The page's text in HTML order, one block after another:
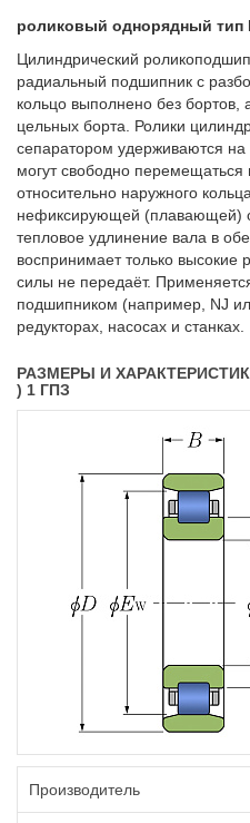
роликовый однорядный тип
Цилиндрический
радиальный подшипник с
кольцо выполнено без бортов,
цельных борта. Ролики
сепаратором удерживаются
могут свободно
относительно наружного
нефиксирующей (плавающей)
тепловое удлинение вала в
воспринимает только высокие
силы не передаёт.
подшипником (например, NJ
редукторах, насосах и станках.
РАЗМЕРЫ И
) 1 ГПЗ
Производитель